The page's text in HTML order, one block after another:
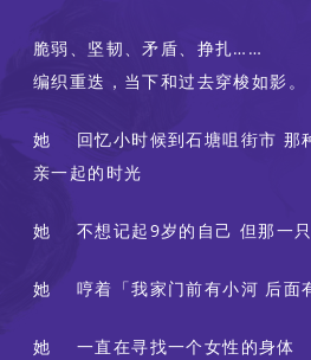
脆弱、坚韧、矛盾、挣扎……
编织重迭，当下和过去穿梭如影。
她 回忆小时候到石塘咀街市 那
亲一起的时光
她 不想记起9岁的自己 但那一
她 哼着「我家门前有小河 后面
她 一直在寻找一个女性的身体